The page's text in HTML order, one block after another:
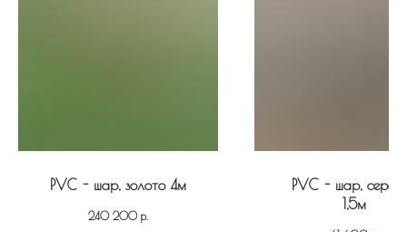
PVC - шар, золото 4м
240 200 р.
PVC - шар,
1,5м